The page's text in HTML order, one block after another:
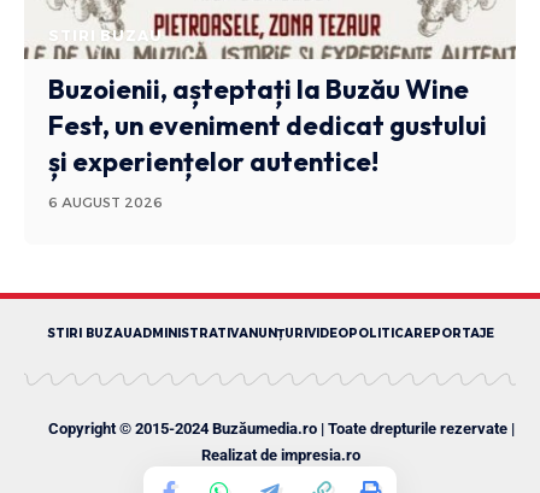
STIRI BUZAU
Buzoienii, așteptați la Buzău Wine
Fest, un eveniment dedicat gustului
și experiențelor autentice!
6 AUGUST 2026
STIRI BUZAUADMINISTRATIVANUNȚURIVIDEOPOLITICAREPORTAJE
Copyright © 2015-2024 Buzăumedia.ro | Toate drepturile rezervate |
Realizat de impresia.ro